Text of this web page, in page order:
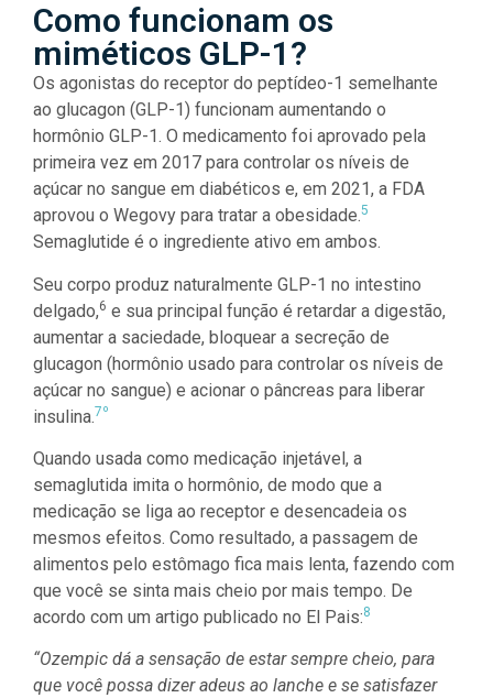
Como funcionam os
miméticos GLP-1?
Os agonistas do receptor do peptídeo-1 semelhante
ao glucagon (GLP-1) funcionam aumentando o
hormônio GLP-1. O medicamento foi aprovado pela
primeira vez em 2017 para controlar os níveis de
açúcar no sangue em diabéticos e, em 2021, a FDA
aprovou o Wegovy para tratar a obesidade.5
Semaglutide é o ingrediente ativo em ambos.
Seu corpo produz naturalmente GLP-1 no intestino
delgado,6 e sua principal função é retardar a digestão,
aumentar a saciedade, bloquear a secreção de
glucagon (hormônio usado para controlar os níveis de
açúcar no sangue) e acionar o pâncreas para liberar
insulina.7º
Quando usada como medicação injetável, a
semaglutida imita o hormônio, de modo que a
medicação se liga ao receptor e desencadeia os
mesmos efeitos. Como resultado, a passagem de
alimentos pelo estômago fica mais lenta, fazendo com
que você se sinta mais cheio por mais tempo. De
acordo com um artigo publicado no El Pais:8
“Ozempic dá a sensação de estar sempre cheio, para
que você possa dizer adeus ao lanche e se satisfazer